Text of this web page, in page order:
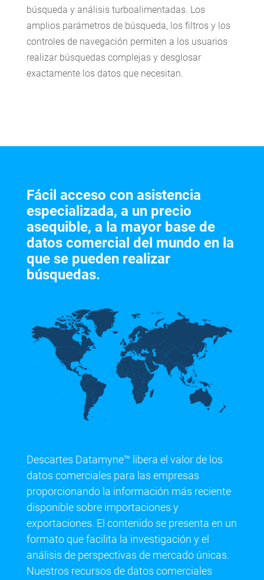
búsqueda y análisis turboalimentadas. Los
amplios parámetros de búsqueda, los filtros y los
controles de navegación permiten a los usuarios
realizar búsquedas complejas y desglosar
exactamente los datos que necesitan.
Fácil acceso con asistencia
especializada, a un precio
asequible, a la mayor base de
datos comercial del mundo en la
que se pueden realizar
búsquedas.
Descartes Datamyne™ libera el valor de los
datos comerciales para las empresas
proporcionando la información más reciente
disponible sobre importaciones y
exportaciones. El contenido se presenta en un
formato que facilita la investigación y el
análisis de perspectivas de mercado únicas.
Nuestros recursos de datos comerciales